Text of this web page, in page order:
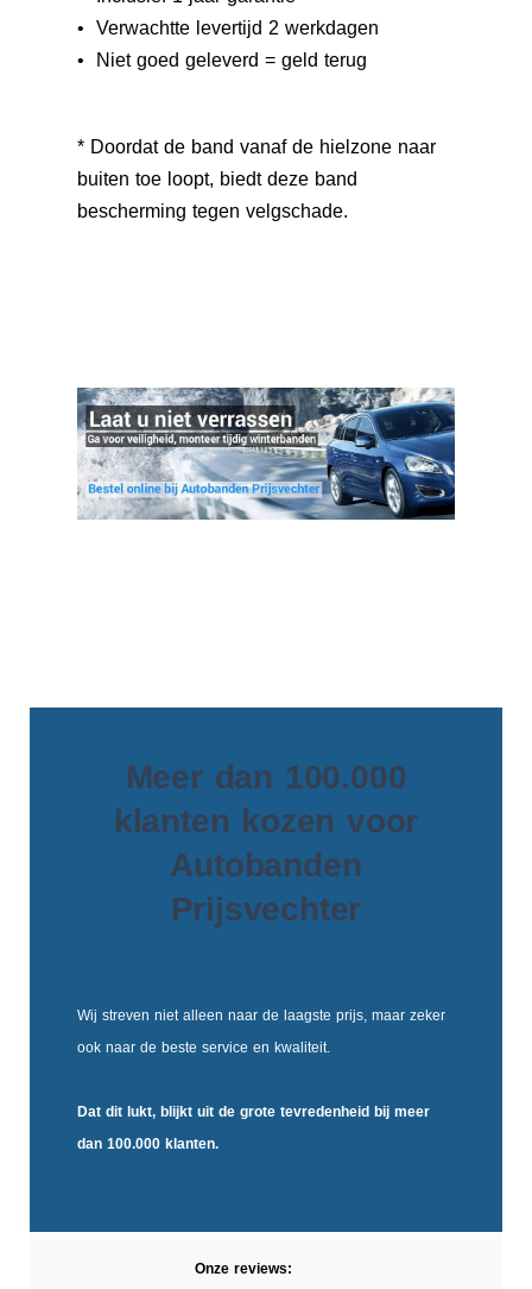
• Verwachtte levertijd 2 werkdagen
• Niet goed geleverd = geld terug
* Doordat de band vanaf de hielzone naar
buiten toe loopt, biedt deze band
bescherming tegen velgschade.
Meer dan 100.000
klanten kozen voor
Autobanden
Prijsvechter
Wij streven niet alleen naar de laagste prijs, maar zeker
ook naar de beste service en kwaliteit.
Dat dit lukt, blijkt uit de grote tevredenheidbij meer
dan 100.000 klanten.
Onze reviews: